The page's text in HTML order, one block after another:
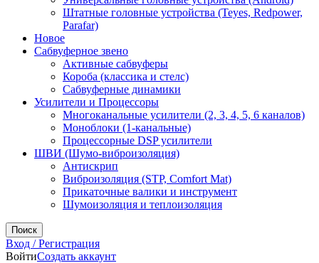
Штатные головные устройства (Teyes, Redpower,
Parafar)
Новое
Сабвуферное звено
Активные сабвуферы
Короба (классика и стелс)
Сабвуферные динамики
Усилители и Процессоры
Многоканальные усилители (2, 3, 4, 5, 6 каналов)
Моноблоки (1-канальные)
Процессорные DSP усилители
ШВИ (Шумо-виброизоляция)
Антискрип
Виброизоляция (STP, Comfort Mat)
Прикаточные валики и инструмент
Шумоизоляция и теплоизоляция
Поиск
Вход / Регистрация
ВойтиСоздать аккаунт